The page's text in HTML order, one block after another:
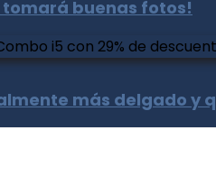
tomará buenas fotos!
más delgado y